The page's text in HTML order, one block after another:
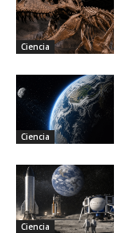
Ciencia
Ciencia
Ciencia